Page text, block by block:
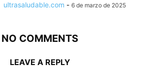
ultrasaludable.com - 6 de marzo de 2025
NO COMMENTS
LEAVE A REPLY